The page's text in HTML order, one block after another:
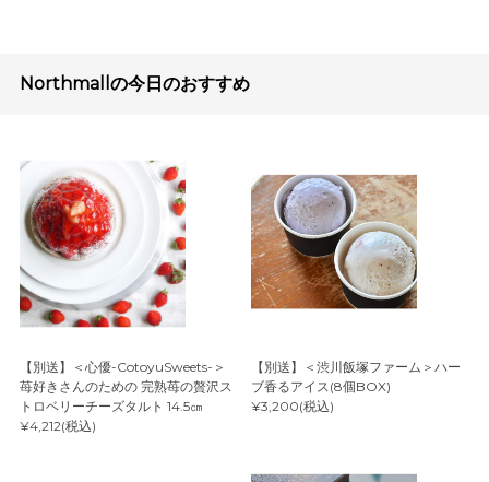
Northmallの今日のおすすめ
【別送】＜心優-CotoyuSweets-＞
苺好きさんのための 完熟苺の贅沢ス
トロベリーチーズタルト 14.5㎝
¥4,212(税込)
【別送】＜渋川飯塚ファーム＞ハー
ブ香るアイス(8個BOX)
¥3,200(税込)